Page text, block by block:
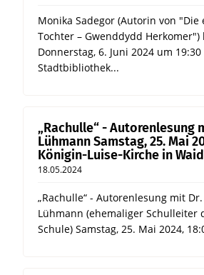
Monika Sadegor (Autorin von "Die
Tochter – Gwenddydd Herkomer")
Donnerstag, 6. Juni 2024 um
Stadtbibliothek...
„Rachulle“ - Autorenlesung
Lühmann Samstag, 25. Mai
Königin-Luise-Kirche in
18.05.2024
„Rachulle“ - Autorenlesung mit
Lühmann (ehemaliger Schulleiter
Schule) Samstag, 25. Mai 2024,